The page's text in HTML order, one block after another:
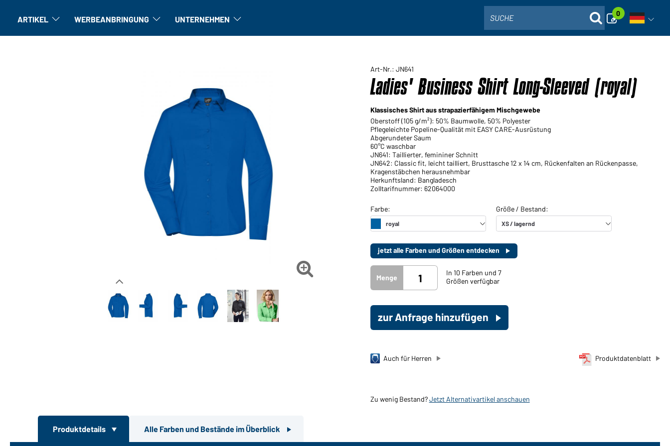
ARTIKEL Artikel: Untermenü öffnen
WERBEANBRINGUNG Veredelung: Untermenü öffnen
UNTERNEHMEN Unternehmen: Untermenü öffnen SUCHE
0

Art-Nr.: JN641
Ladies' Business Shirt Long-Sleeved (royal)
Klassisches Shirt aus strapazierfähigem Mischgewebe
Oberstoff (105 g/m²): 50% Baumwolle, 50% Polyester
Pflegeleichte Popeline-Qualität mit EASY CARE-Ausrüstung
Abgerundeter Saum
60°C waschbar
JN641: Taillierter, femininer Schnitt
JN642: Classic fit, leicht tailliert, Brusttasche 12 x 14 cm, Rückenfalten an Rückenpasse,
Kragenstäbchen herausnehmbar
Herkunftsland: Bangladesch
Zolltarifnummer: 62064000
jetzt alle Farben und Größen entdecken
Menge
In 10 Farben und 7
Größen verfügbar
zur Anfrage hinzufügen
Produktdatenblatt
Auch für Herren
Zu wenig Bestand?Jetzt Alternativartikel anschauen
Produktdetails Alle Farben und Bestände im Überblick